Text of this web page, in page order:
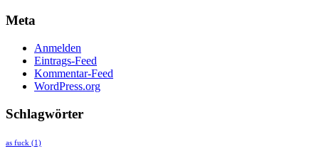
Meta
Anmelden
Eintrags-Feed
Kommentar-Feed
WordPress.org
Schlagwörter
as fuck (1)